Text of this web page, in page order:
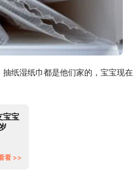
纸湿纸巾都是他们家的，宝宝现在
宝宝
看 >>